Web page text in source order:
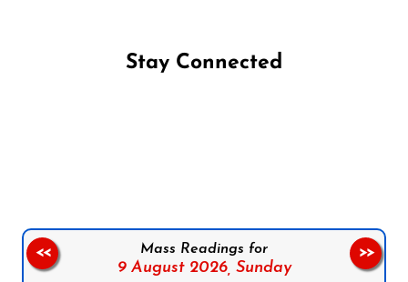
Stay Connected
Mass Readings for
9 August 2026, Sunday
<< >>